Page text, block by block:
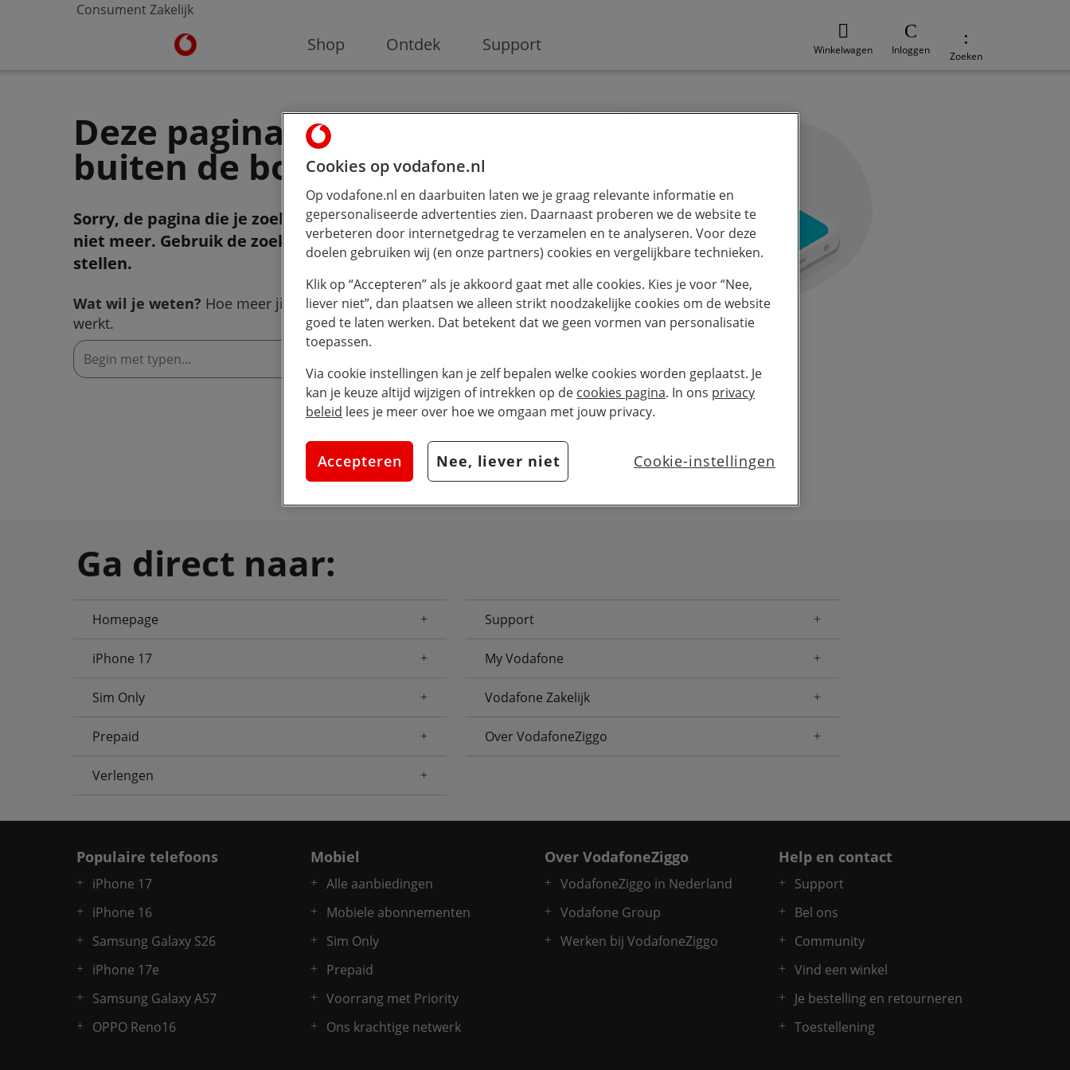
Consument Zakelijk
Ga naar de Vodafone homepage
Shop Ontdek Support Winkelwagen Inloggen Zoeken
Deze pagina viel
buiten de boot
Sorry, de pagina die je zoekt bestaat
niet meer. Gebruik de zoekbalk om je vraag te
stellen.
Wat wil je weten? Hoe meer jij typt, hoe beter onze Ai
werkt.
Wissen
Ga direct naar:
Homepage
iPhone 17
Sim Only
Prepaid
Verlengen
Support
My Vodafone
Vodafone Zakelijk
Over VodafoneZiggo
Populaire telefoons
iPhone 17
iPhone 16
Samsung Galaxy S26
iPhone 17e
Samsung Galaxy A57
OPPO Reno16
Mobiel
Alle aanbiedingen
Mobiele abonnementen
Sim Only
Prepaid
Voorrang met Priority
Ons krachtige netwerk
Over VodafoneZiggo
VodafoneZiggo in Nederland
Vodafone Group
Werken bij VodafoneZiggo
Help en contact
Support
Bel ons
Community
Vind een winkel
Je bestelling en retourneren
Toestellening
Cookies op vodafone.nl
Op vodafone.nl en daarbuiten laten we je graag relevante informatie en
gepersonaliseerde advertenties zien. Daarnaast proberen we de website te
verbeteren door internetgedrag te verzamelen en te analyseren. Voor deze
doelen gebruiken wij (en onze partners) cookies en vergelijkbare technieken.
Klik op “Accepteren” als je akkoord gaat met alle cookies. Kies je voor “Nee,
liever niet”, dan plaatsen we alleen strikt noodzakelijke cookies om de website
goed te laten werken. Dat betekent dat we geen vormen van personalisatie
toepassen.
Via cookie instellingen kan je zelf bepalen welke cookies worden geplaatst. Je
kan je keuze altijd wijzigen of intrekken op de cookies pagina. In ons privacy
beleid lees je meer over hoe we omgaan met jouw privacy.
Accepteren Nee, liever niet Cookie-instellingen